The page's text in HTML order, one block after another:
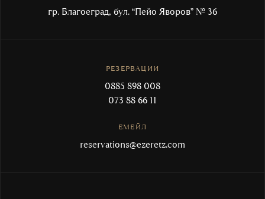
гр. Благоеград, бул. “Пейо Яворов” № 36
РЕЗЕРВАЦИИ
0885 898 008
073 88 66 11
ЕМЕЙЛ
reservations@ezeretz.com